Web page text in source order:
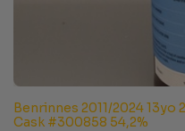
Benrinnes 2011/2024
Cask #300858 54,2%